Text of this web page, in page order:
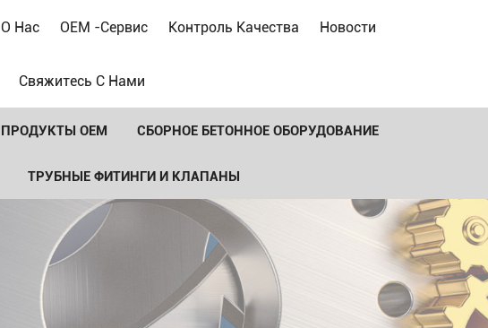
О Нас OEM -сервис Контроль Качества Новости
Свяжитесь С Нами
ПРОДУКТЫ OEM СБОРНОЕ БЕТОННОЕ ОБОРУДОВАНИЕ
ТРУБНЫЕ ФИТИНГИ И КЛАПАНЫ